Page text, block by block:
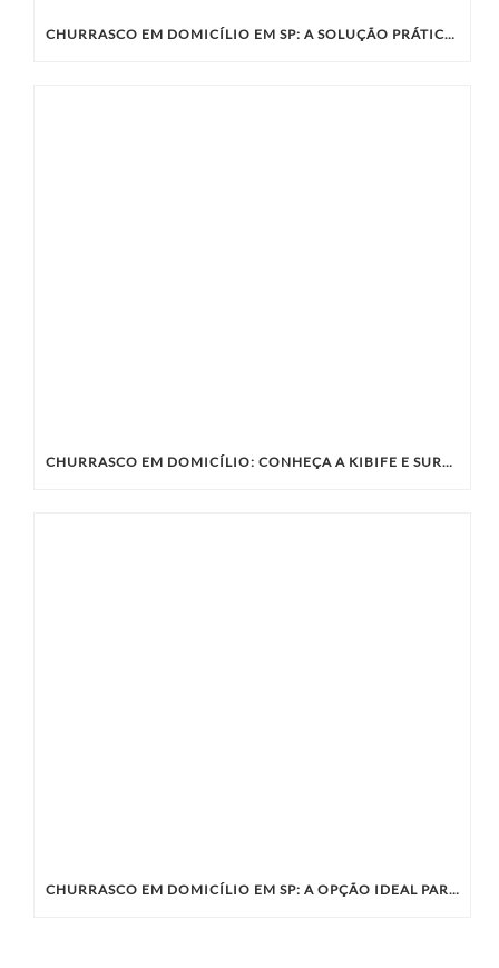
CHURRASCO EM DOMICÍLIO EM SP: A SOLUÇÃO PRÁTICA E SABOROSA PARA SEU EVENTO
CHURRASCO EM DOMICÍLIO: CONHEÇA A KIBIFE E SURPREENDA SEUS CONVIDADOS
CHURRASCO EM DOMICÍLIO EM SP: A OPÇÃO IDEAL PARA SUA CONFRATERNIZAÇÃO